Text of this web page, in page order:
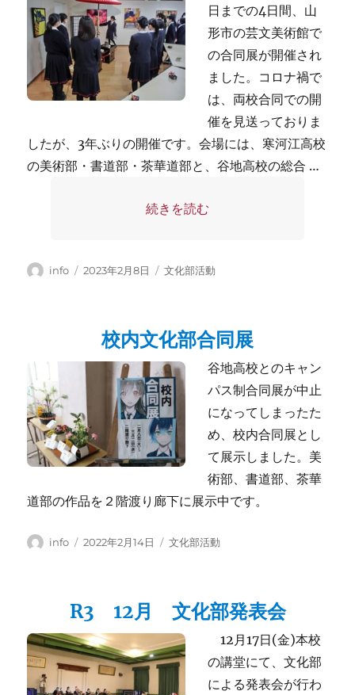
日までの4日間、山
形市の芸文美術館で
の合同展が開催され
ました。コロナ禍で
は、両校合同での開
催を見送っておりま
したが、3年ぶりの開催です。会場には、寒河江高校
の美術部・書道部・茶華道部と、谷地高校の総合 …
“寒河江高校・谷地高校 合同展が
続きを読む
投
info
投
2023年2月8日
カ
ー
文化部活動
校内文化部合同展
谷地高校とのキャン
パス制合同展が中止
になってしまったた
め、校内合同展とし
て展示しました。美
術部、書道部、茶華
道部の作品を２階渡り廊下に展示中です。
投
info
投
2022年2月14日
カ
ー
文化部活動
R3 12月 文化部発表会
12月17日(金)本校
の講堂にて、文化部
による発表会が行わ